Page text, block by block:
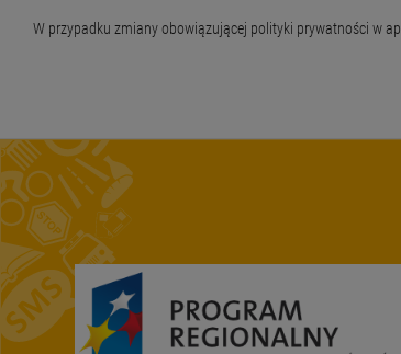
W przypadku zmiany obowiązującej polityki prywatności w